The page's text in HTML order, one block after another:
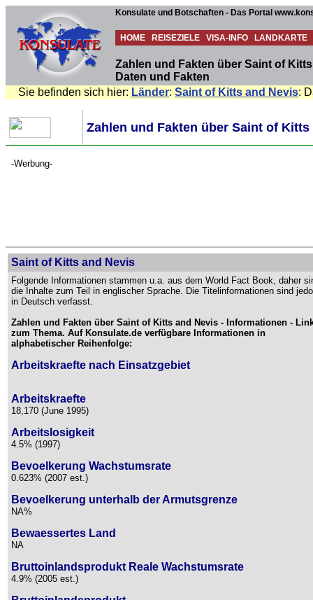
Konsulate und Botschaften - Das Portal
HOME REISEZIELE VISA-INFO LANDKARTE
Zahlen und Fakten über Saint of
Daten und Fakten
Sie befinden sich hier: Länder: Saint of Kitts and Nevis:
Zahlen und Fakten über Saint of
-Werbung-
Saint of Kitts and Nevis
Folgende Informationen stammen u.a. aus dem World Fact Book, daher
die Inhalte zum Teil in englischer Sprache. Die Titelinformationen sind
in Deutsch verfasst.
Zahlen und Fakten über Saint of Kitts and Nevis - Informationen -
zum Thema. Auf Konsulate.de verfügbare Informationen in
alphabetischer Reihenfolge:
Arbeitskraefte nach Einsatzgebiet
Arbeitskraefte
18,170 (June 1995)
Arbeitslosigkeit
4.5% (1997)
Bevoelkerung Wachstumsrate
0.623% (2007 est.)
Bevoelkerung unterhalb der Armutsgrenze
NA%
Bewaessertes Land
NA
Bruttoinlandsprodukt Reale Wachstumsrate
4.9% (2005 est.)